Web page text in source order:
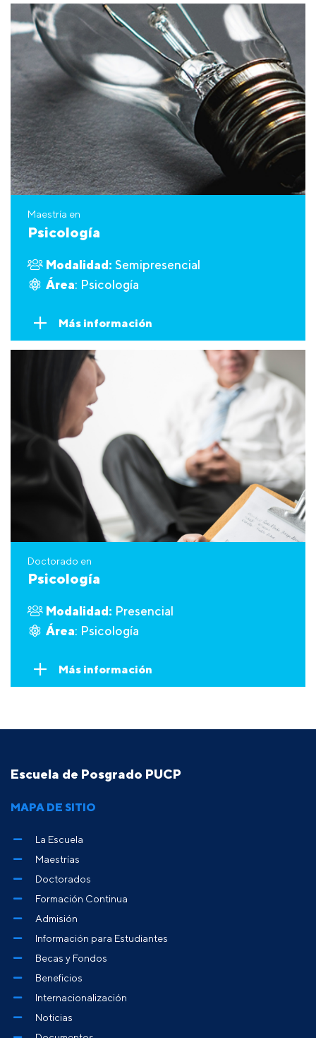
Maestría en
Psicología
Modalidad: Semipresencial
Área: Psicología
Más información
Doctorado en
Psicología
Modalidad: Presencial
Área: Psicología
Más información
Escuela de Posgrado PUCP
MAPA DE SITIO
La Escuela
Maestrías
Doctorados
Formación Continua
Admisión
Información para Estudiantes
Becas y Fondos
Beneficios
Internacionalización
Noticias